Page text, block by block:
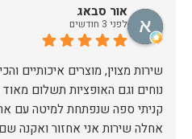
אור סבאג
לפני 3 חודשים
שירות מצוין, מוצרים איכותיים
קניתי ספה שנפתחת למיטה עם
אחלה שירות אני אחזור ואקנה